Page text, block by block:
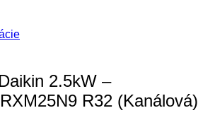
2.5kW –
R32 (Kanálová)